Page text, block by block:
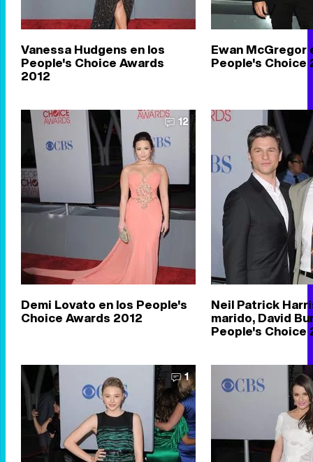
Vanessa Hudgens en los
People's Choice Awards
2012
Ewan McGregor
People's Choice
12
Demi Lovato en los People's
Choice Awards 2012
Neil Patrick
marido, David
People's Choice
1